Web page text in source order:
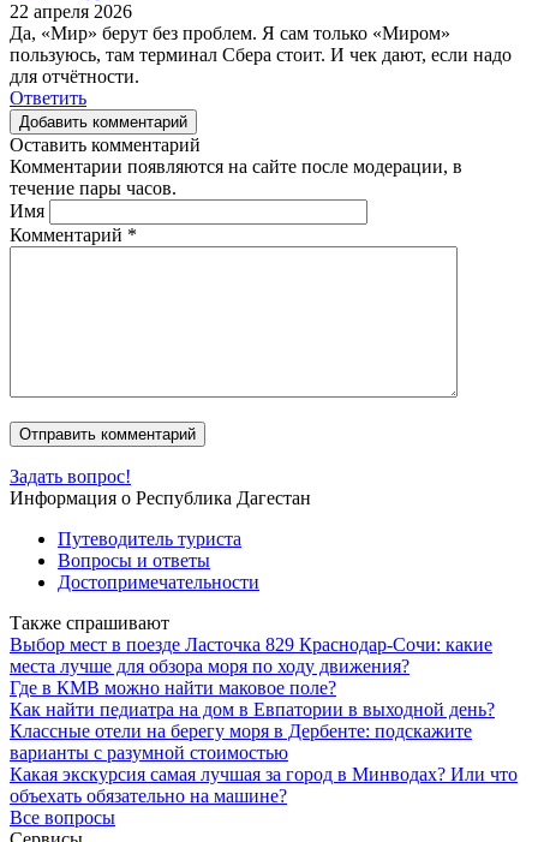
22 апреля 2026
Да, «Мир» берут без проблем. Я сам только «Миром»
пользуюсь, там терминал Сбера стоит. И чек дают, если надо
для отчётности.
Ответить
Добавить комментарий
Оставить комментарий
Комментарии появляются на сайте после модерации, в
течение пары часов.
Имя
Комментарий *
Задать вопрос!
Информация о Республика Дагестан
Путеводитель туриста
Вопросы и ответы
Достопримечательности
Также спрашивают
Выбор мест в поезде Ласточка 829 Краснодар-Сочи: какие
места лучше для обзора моря по ходу движения?
Где в КМВ можно найти маковое поле?
Как найти педиатра на дом в Евпатории в выходной день?
Классные отели на берегу моря в Дербенте: подскажите
варианты с разумной стоимостью
Какая экскурсия самая лучшая за город в Минводах? Или что
объехать обязательно на машине?
Все вопросы